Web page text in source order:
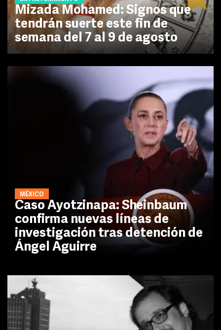
Mizada Mohamed: Signos que
tendrán suerte este fin de
semana del 7 al 9 de agosto
MÉXICO
Caso Ayotzinapa: Sheinbaum
confirma nuevas líneas de
investigación tras detención de
Ángel Aguirre